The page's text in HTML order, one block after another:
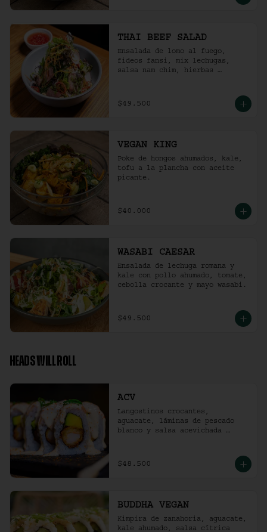
THAI BEEF SALAD
Ensalada de lomo al fuego,
fideos fansi, mix lechugas,
salsa nam chim, hierbas
tostado.
$49.500
VEGAN KING
Poke de hongos ahumados, kale,
tofu a la plancha con aceite
picante.
$40.000
WASABI CAESAR
Ensalada de lechuga romana y
kale con pollo ahumado, tomate,
cebolla crocante y mayo wasabi.
$49.500
HEADS WILL ROLL
ACV
Langostinos crocantes,
aguacate, láminas de pescado
blanco y salsa acevichada
$48.500
BUDDHA VEGAN
Kimpira de zanahoria, aguacate,
kale ahumado, salsa cítrica